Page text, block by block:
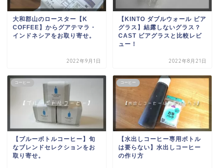
大和郡山のロースター【K
COFFEE】からグアテマラ・
インドネシアをお取り寄せ。
2022年9月1日
【KINTO ダブルウォール ビア
グラス】結露しないグラス？
CAST ビアグラスと比較レビ
ュー！
2022年8月21日
コーヒー
【ブルーボトルコーヒー】旬
なブレンドセレクションをお
取り寄せ。
コーヒー
【水出しコーヒー専用ボトル
は要らない】水出しコーヒー
の作り方